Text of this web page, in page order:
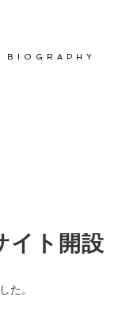
BIOGRAPHY
イト開設
た。